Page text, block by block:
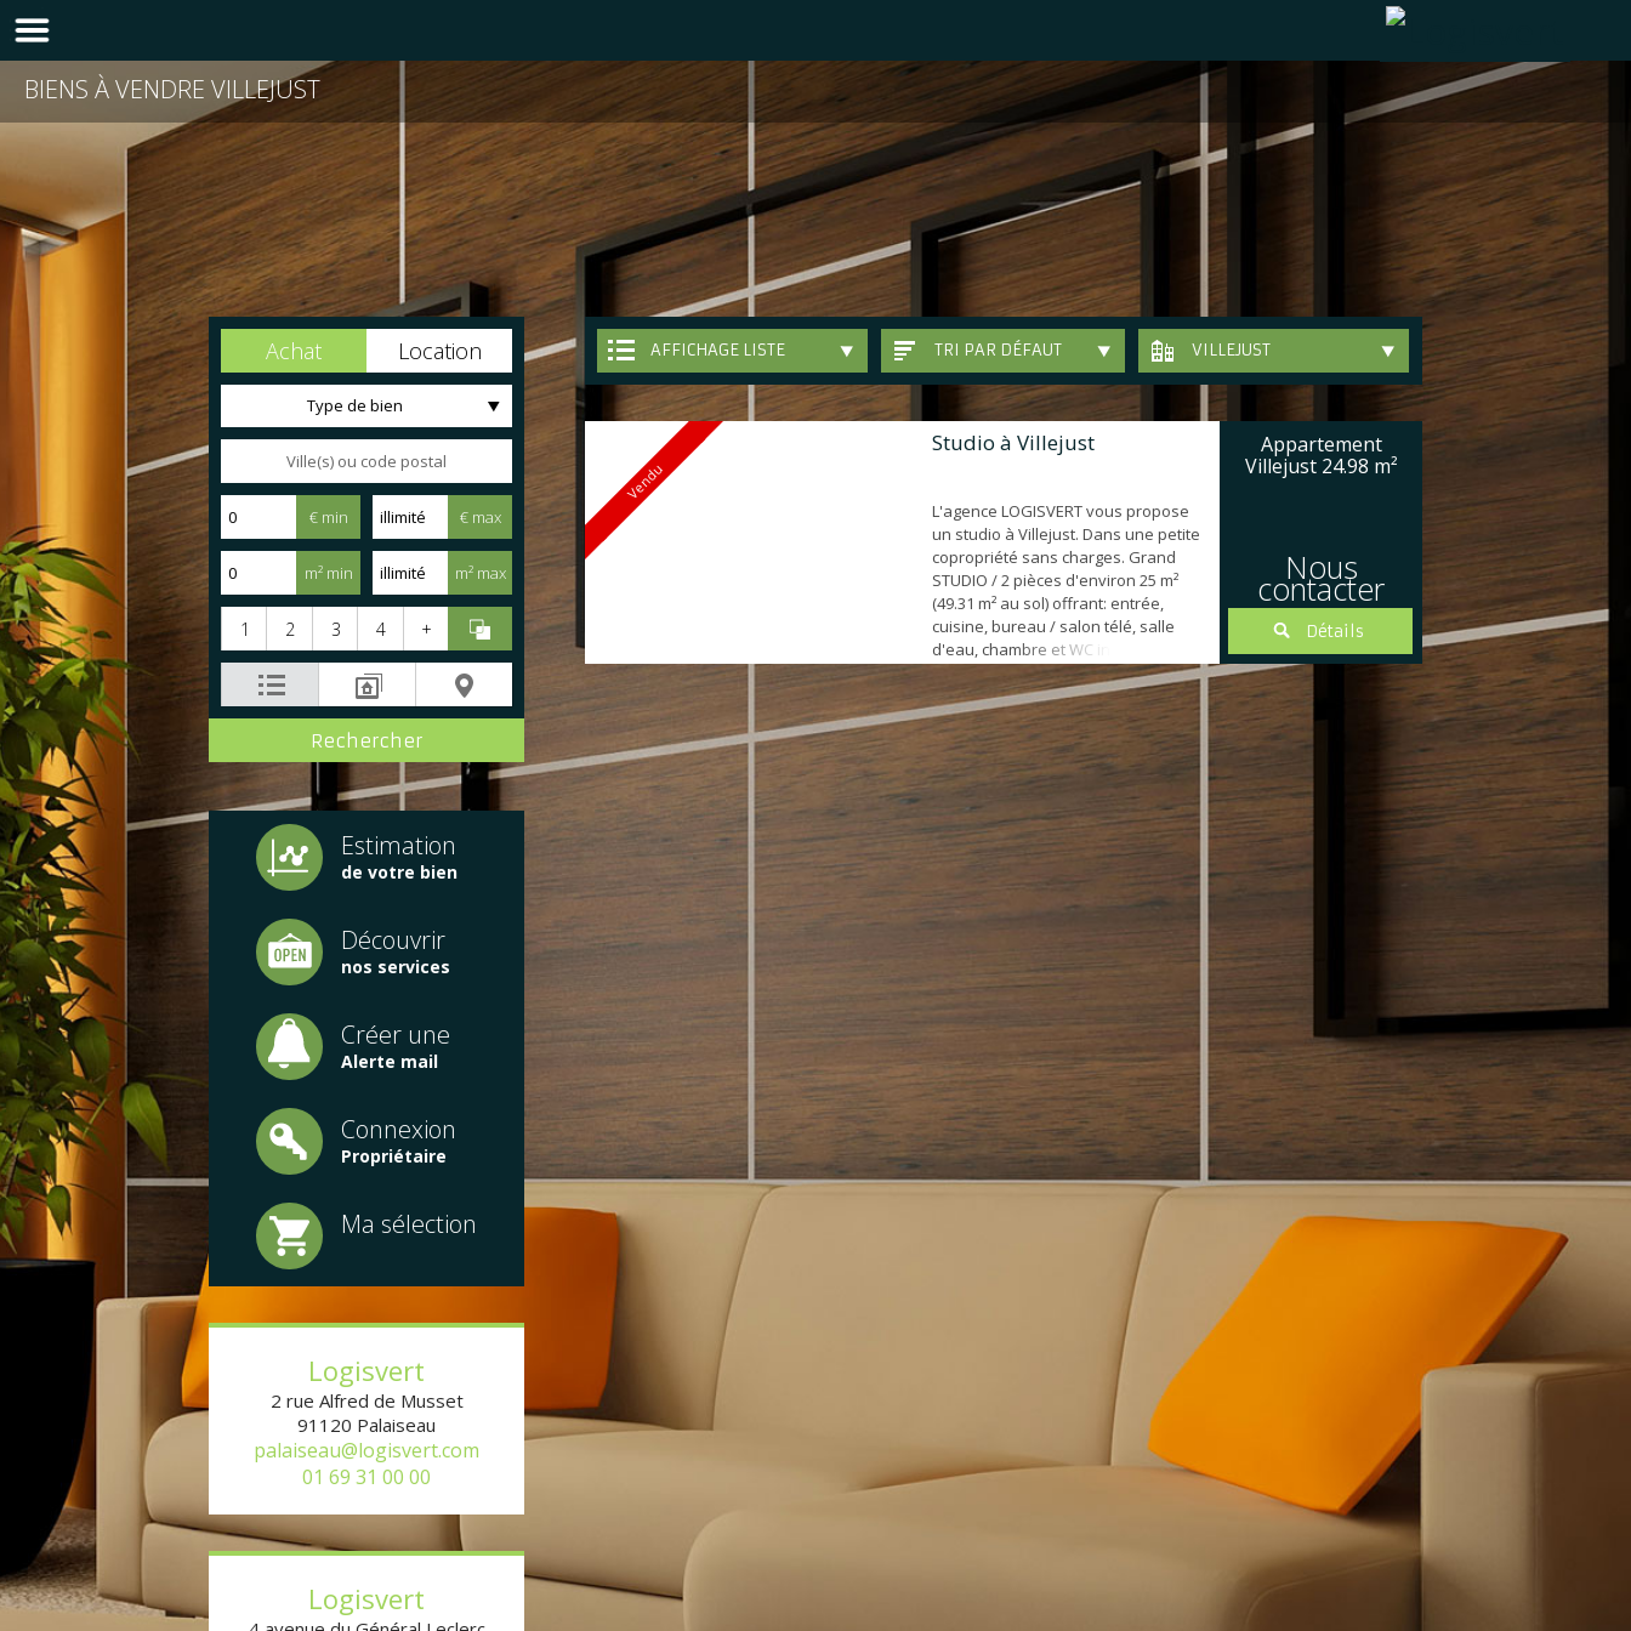
BIENS À VENDRE VILLEJUST
Achat Location
Type de bien
€ min € max
m² min m² max
1 2 3 4 +
Estimation
de votre bien
Découvrir
nos services
Créer une
Alerte mail
Connexion
Propriétaire
Ma sélection
Logisvert
2 rue Alfred de Musset
91120 Palaiseau
palaiseau@logisvert.com
01 69 31 00 00
Logisvert
AFFICHAGE LISTE TRI PAR DÉFAUT VILLEJUST
Vendu
Studio à Villejust
L'agence LOGISVERT vous propose
un studio à Villejust. Dans une petite
copropriété sans charges. Grand
STUDIO / 2 pièces d'environ 25 m²
(49.31 m² au sol) offrant: entrée,
cuisine, bureau / salon télé, salle
d'eau, chambre et WC indépendant.
Deux places de PARKING dont une
aménagée en espace EXTERIEUR,
une buanderie et de NOMBREUX
RANGEMENTS complètent ce bien.
Syndic bénévole. PROCHE DU...
Appartement
Villejust 24.98 m²
Nous
contacter
Détails